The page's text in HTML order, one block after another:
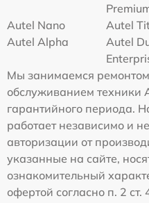
Autel Nano
Autel
Autel Alpha
Autel
Мы занимаемся
обслуживанием техники
гарантийного периода.
работает независимо и
авторизации от
указанные на сайте,
ознакомительный
офертой согласно п. 2